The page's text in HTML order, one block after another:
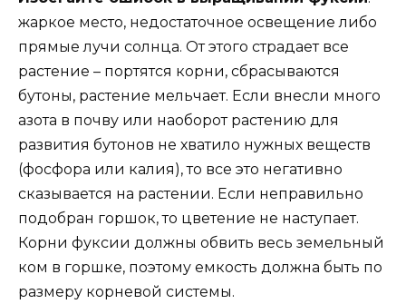
жаркое место, недостаточное освещение либо
прямые лучи солнца. От этого страдает все
растение – портятся корни, сбрасываются
бутоны, растение мельчает. Если внесли много
азота в почву или наоборот растению для
развития бутонов не хватило нужных веществ
(фосфора или калия), то все это негативно
сказывается на растении. Если неправильно
подобран горшок, то цветение не наступает.
Корни фуксии должны обвить весь земельный
ком в горшке, поэтому емкость должна быть по
размеру корневой системы.